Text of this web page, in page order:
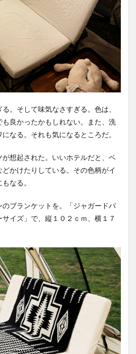
。そして味気なさすぎる。色は、
良かったかもしれない。また、洗
なる。それも気になるところだ。
想起された。いいホテルだと、ベ
かけたりしている。その色柄がイ
なる。
ブランケットを。「ジャガードバ
イズ」で、縦１０２ｃｍ、横１７